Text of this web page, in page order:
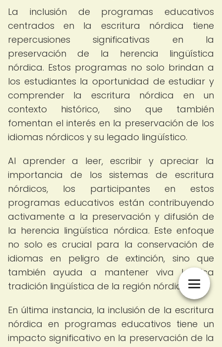
La inclusión de programas educativos
centrados en la escritura nórdica tiene
repercusiones significativas en la
preservación de la herencia lingüística
nórdica. Estos programas no solo brindan a
los estudiantes la oportunidad de estudiar y
comprender la escritura nórdica en un
contexto histórico, sino que también
fomentan el interés en la preservación de los
idiomas nórdicos y su legado lingüístico.
Al aprender a leer, escribir y apreciar la
importancia de los sistemas de escritura
nórdicos, los participantes en estos
programas educativos están contribuyendo
activamente a la preservación y difusión de
la herencia lingüística nórdica. Este enfoque
no solo es crucial para la conservación de
idiomas en peligro de extinción, sino que
también ayuda a mantener viva la rica
tradición lingüística de la región nórdica.
En última instancia, la inclusión de la escritura
nórdica en programas educativos tiene un
impacto significativo en la preservación de la